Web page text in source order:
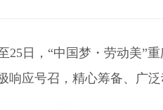
25日，“中国梦 ・劳动美”
响应号召，精心筹备、广